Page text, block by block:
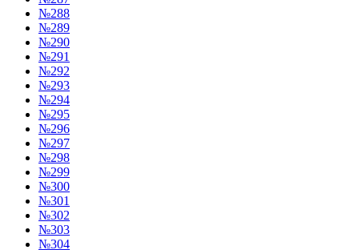
№288
№289
№290
№291
№292
№293
№294
№295
№296
№297
№298
№299
№300
№301
№302
№303
№304